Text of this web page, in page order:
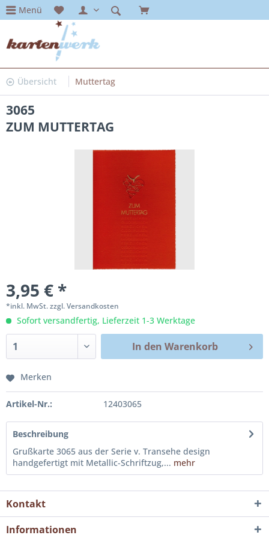
Menü
Übersicht Muttertag
3065
ZUM MUTTERTAG
3,95 € *
*inkl. MwSt.zzgl. Versandkosten
Sofort versandfertig, Lieferzeit 1-3 Werktage
In den Warenkorb
Merken
Artikel-Nr.: 12403065
Beschreibung
Grußkarte 3065 aus der Serie v. Transehe design
handgefertigt mit Metallic-Schriftzug,... mehr
Kontakt
Informationen